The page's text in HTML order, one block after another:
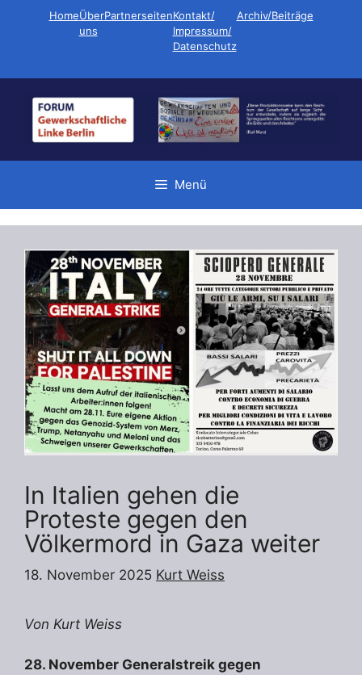
HomeÜber
uns
PartnerseitenKontakt/
Impressum/
Datenschutz
Archiv/Beiträge
Menü
In Italien gehen die
Proteste gegen den
Völkermord in Gaza weiter
18. November 2025 Kurt Weiss
Von Kurt Weiss
28. November Generalstreik gegen